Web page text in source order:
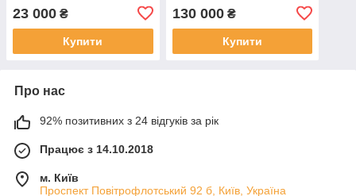
23 000 ₴
Купити
130 000₴
Купити
Про нас
92% позитивних з 24 відгуків за рік
Працює з 14.10.2018
м. Київ
Проспект Повітрофлотський 92 б, Київ, Україна